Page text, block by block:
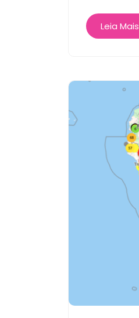
Leia Mais